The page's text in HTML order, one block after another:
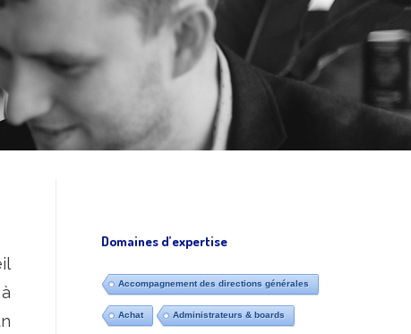
Domaines d’expertise
Accompagnement des directions générales
Achat Administrateurs & boards